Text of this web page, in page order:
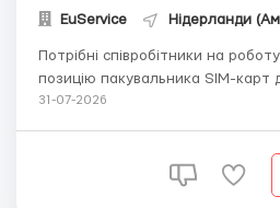
EuService Нідерланди
Потрібні співробітники на
позицію пакувальника SIM-карт
телекомунікаційної компанії.
SIM-карт у фірмові коробки та
31-07-2026